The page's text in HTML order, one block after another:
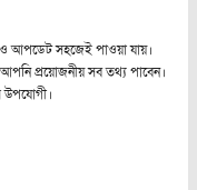
ও আপডেট সহজেই পাওয়া যায়।
প্রয়োজনীয় সব তথ্য পাবেন।
উপযোগী।